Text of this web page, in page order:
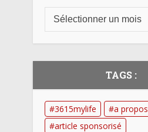
TAGS :
3615mylife
a propos
article sponsorisé